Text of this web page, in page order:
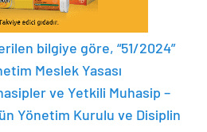
bilgiye göre, “51/2024”
Meslek Yasası
ve Yetkili Muhasip –
Yönetim Kurulu ve Disiplin